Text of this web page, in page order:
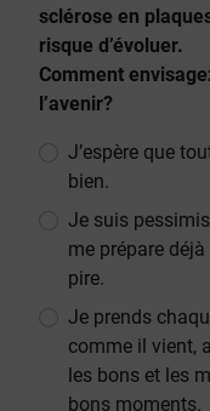
sclérose en
risque d’évoluer.
Comment
l’avenir?
J’espère que
bien.
Je suis
me prépare déjà
pire.
Je prends
comme il vient,
les bons et les
bons moments.